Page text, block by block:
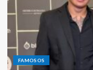
FAMOSOS